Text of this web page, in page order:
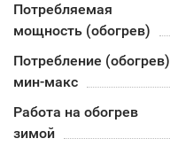
Потребляемая
мощность (обогрев)
Потребление (обогрев)
мин-макс
Работа на обогрев
зимой